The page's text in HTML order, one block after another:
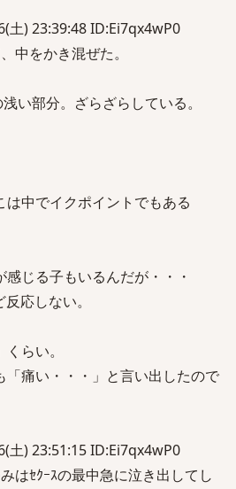
土) 23:39:48 ID:Ei7qx4wP0
中をかき混ぜた。
い部分。ざらざらしている。
中でイクポイントでもある
じる子もいるんだが・・・
応しない。
らい。
「痛い・・・」と言い出したので
土) 23:51:15 ID:Ei7qx4wP0
はｾｸｰｽの最中急に泣き出してし